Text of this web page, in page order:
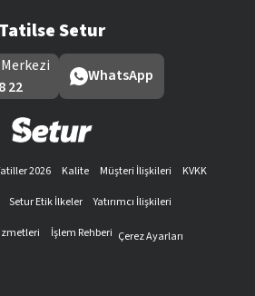
Tatilse Setur
Merkezi
22
WhatsApp
2026 Kalite Müşteri İlişkileri
KVKK
Setur Etik İlkeler
Yatırımcı İlişkileri
İşlem Rehberi Çerez Ayarları